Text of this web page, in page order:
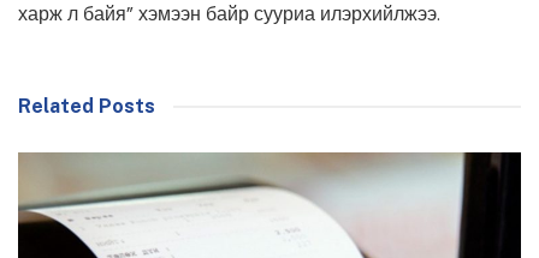
харж л байя” хэмээн байр сууриа илэрхийлжээ.
Related Posts